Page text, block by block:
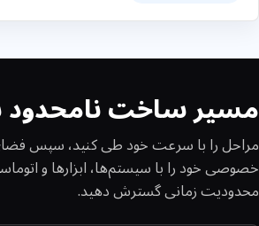
مسیر ساخت
مراحل را با سرعت خود طی کنید، سپس
خصوصی خود را با سیستم‌ها، ابزارها و
محدودیت زمانی گسترش دهید.